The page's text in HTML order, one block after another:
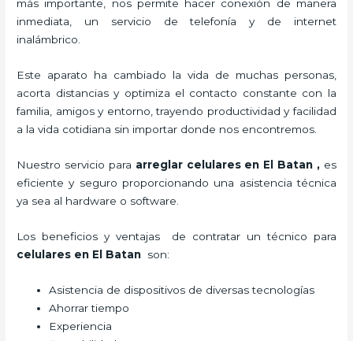
más importante, nos permite hacer conexión de manera
inmediata, un servicio de telefonía y de internet
inalámbrico.
Este aparato ha cambiado la vida de muchas personas,
acorta distancias y optimiza el contacto constante con la
familia, amigos y entorno, trayendo productividad y facilidad
a la vida cotidiana sin importar donde nos encontremos.
Nuestro servicio para arreglar celulares en El Batan , es
eficiente y seguro proporcionando una asistencia técnica
ya sea al hardware o software.
Los beneficios y ventajas de contratar un técnico para
celulares en El Batan son:
Asistencia de dispositivos de diversas tecnologías
Ahorrar tiempo
Experiencia